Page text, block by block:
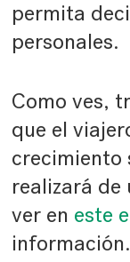
permita
personales.
Como ves,
que el
crecimiento
realizará de
ver en este
información.